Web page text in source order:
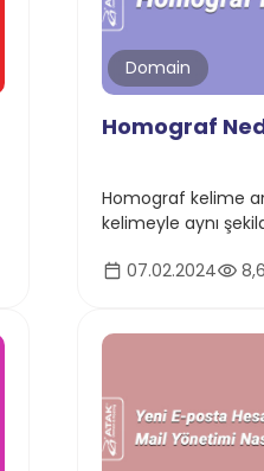
Domain
Homograf
Homograf kelime
kelimeyle aynı
07.02.2024